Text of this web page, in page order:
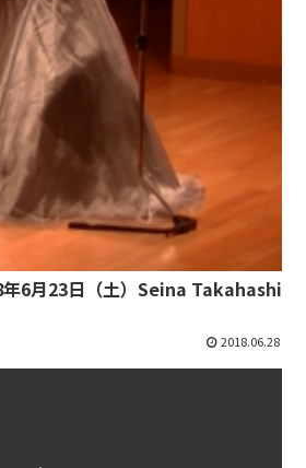
年6月23日（土）Seina Takahashi
2018.06.28